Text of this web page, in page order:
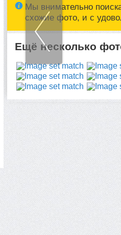
Мы внимательно
схожие фото, и с
Ещё несколько